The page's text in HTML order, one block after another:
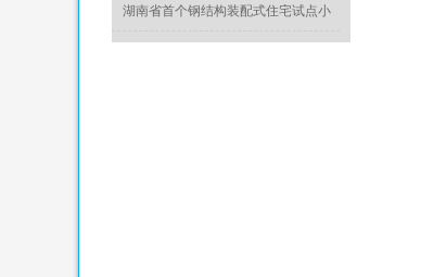
造专家委员会
湖南省首个钢结构装配式住宅试点小